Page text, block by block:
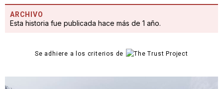
ARCHIVO
Esta historia fue publicada hace más de 1 año.
Se adhiere a los criterios de